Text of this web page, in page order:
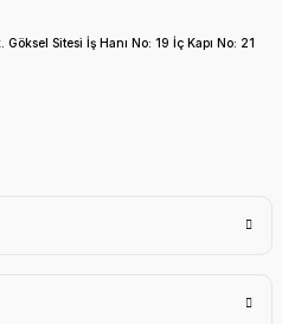
Sitesi İş Hanı No: 19 İç Kapı No: 21